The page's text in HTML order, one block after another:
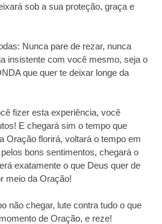
sob a sua proteção, graça e
Nunca pare de rezar, nunca
insistente com você mesmo, seja o
que quer te deixar longe da
fizer esta experiência, você
E chegará sim o tempo que
Oração florirá, voltará o tempo em
bons sentimentos, chegará o
exatamente o que Deus quer de
meio da Oração!
não chegar, lute contra tudo o que
de Oração, e reze!